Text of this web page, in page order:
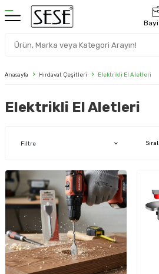
Anasayfa Hırdavat Çeşitleri Elektrikli El Aletleri
Elektrikli El Aletleri
Filtre